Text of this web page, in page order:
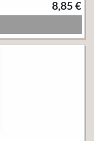
8,85 €